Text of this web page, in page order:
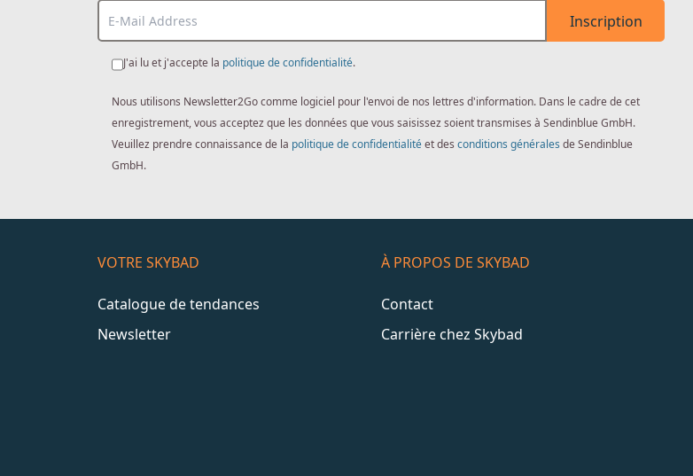
Inscription
J'ai lu et j'accepte la politique de confidentialité.
Nous utilisons Newsletter2Go comme logiciel pour l'envoi de nos lettres d'information. Dans le cadre de cet
enregistrement, vous acceptez que les données que vous saisissez soient transmises à Sendinblue GmbH.
Veuillez prendre connaissance de la politique de confidentialitéet des conditions générales de Sendinblue
GmbH.
VOTRE SKYBAD
Catalogue de tendances
Newsletter
À PROPOS DE SKYBAD
Contact
Carrière chez Skybad